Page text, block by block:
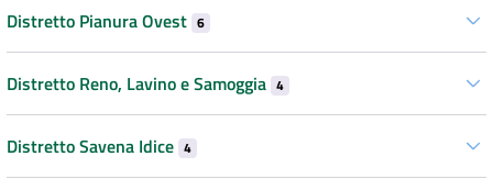
Distretto Pianura Ovest 6
Distretto Reno, Lavino e Samoggia 4
Distretto Savena Idice 4